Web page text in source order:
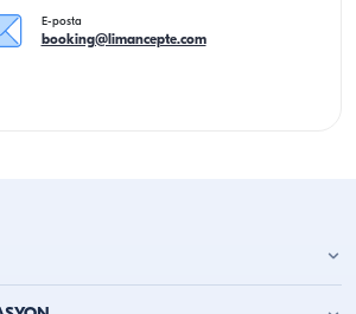
E-posta
booking@limancepte.com